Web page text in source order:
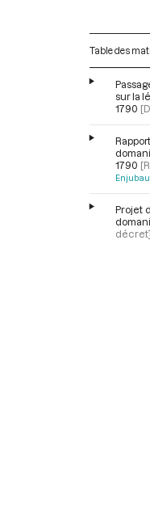
Table des
sur la
1790
1790
Projet
décret]